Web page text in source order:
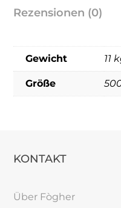
Rezensionen (0)
Gewicht 11
Größe
KONTAKT
Über Fògher